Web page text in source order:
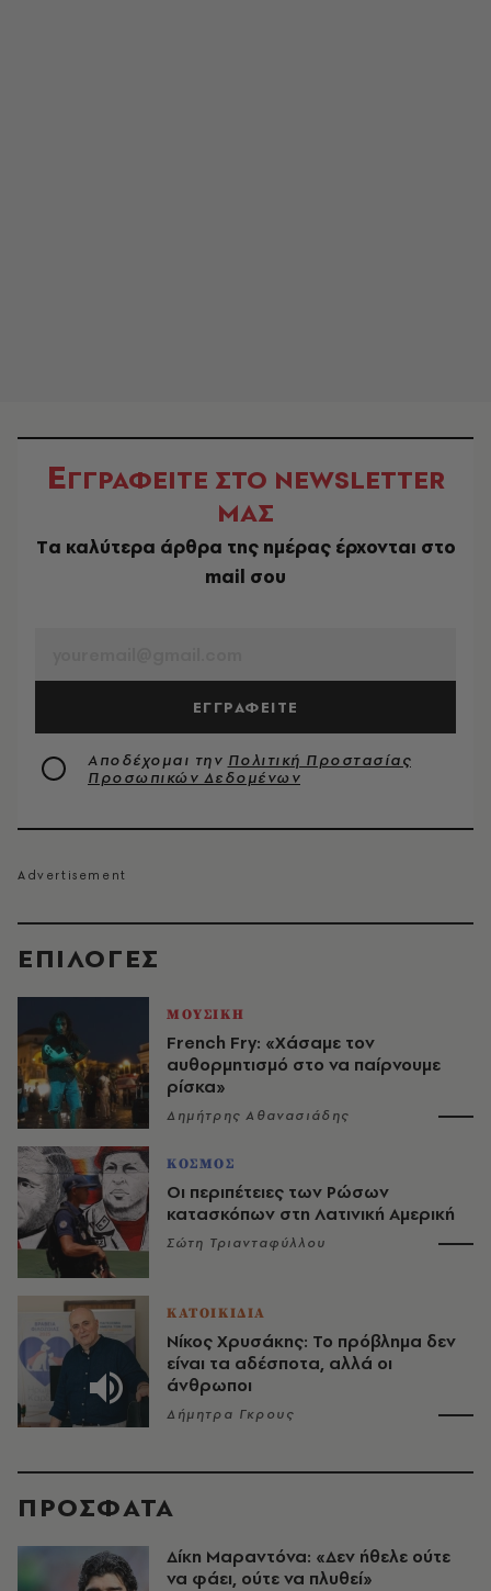
EΠΙΛΟΓΈΣ
ΜΟΥΣΙΚΗ
French Fry: «Χάσαμε τον
αυθορμητισμό στο να παίρνουμε
ρίσκα»
Δημήτρης Αθανασιάδης
ΚΟΣΜΟΣ
Οι περιπέτειες των Ρώσων
κατασκόπων στη Λατινική Αμερική
Σώτη Τριανταφύλλου
ΚΑΤΟΙΚΙΔΙΑ
Νίκος Χρυσάκης: Το πρόβλημα δεν
είναι τα αδέσποτα, αλλά οι
άνθρωποι
Δήμητρα Γκρους
ΕΓΓΡΑΦΕΙΤΕ ΣΤΟ NEWSLETTER
ΜΑΣ
Tα καλύτερα άρθρα της ημέρας έρχονται στο
mail σου
ΕΓΓΡΑΦΕΙΤΕ
Αποδέχομαι την Πολιτική Προστασίας
Προσωπικών Δεδομένων
ΠΡΟΣΦΑΤΑ
Δίκη Μαραντόνα: «Δεν ήθελε ούτε
να φάει, ούτε να πλυθεί»